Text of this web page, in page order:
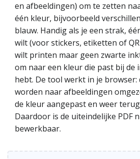
en afbeeldingen) om te zetten
één kleur, bijvoorbeeld
blauw. Handig als je een strak,
wilt (voor stickers, etiketten of
wilt printen maar geen zwarte
om naar een kleur die past bij de
hebt. De tool werkt in je browser:
worden naar afbeeldingen
de kleur aangepast en weer
Daardoor is de uiteindelijke PDF
bewerkbaar.